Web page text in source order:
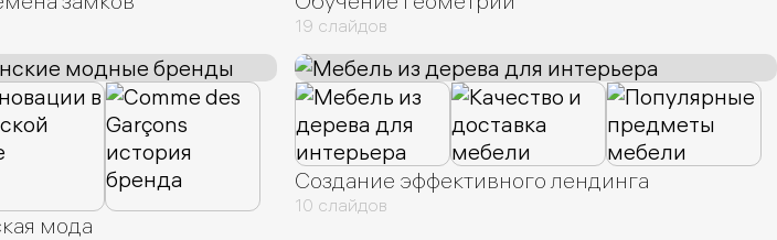
19 слайдов
мода
Создание эффективного лендинга
10 слайдов